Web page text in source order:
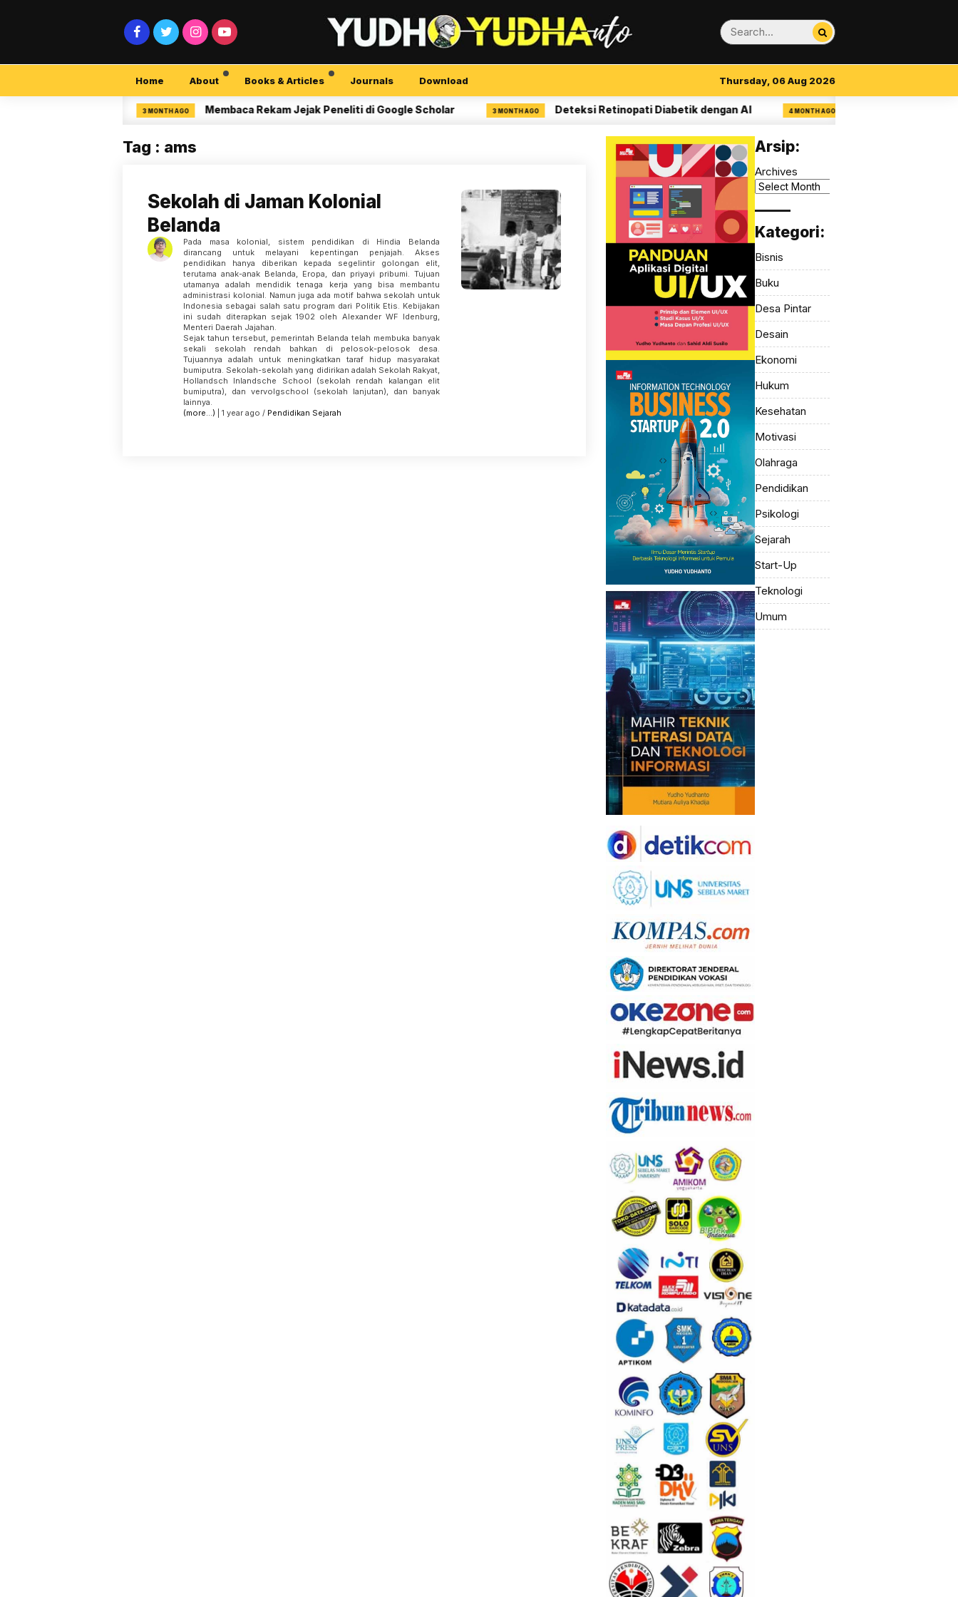
Home About Books & Articles Journals Download Thursday, 06 Aug 2026
3 MONTH AGO Membaca Rekam Jejak Peneliti di Google Scholar 3 MONTH AGO Deteksi Retinopati Diabetik dengan AI 4 MONTH AGO 14 Aturan Visual Clarity
Tag : ams
Sekolah di Jaman Kolonial
Belanda
Pada masa kolonial, sistem pendidikan di Hindia Belanda
dirancang untuk melayani kepentingan penjajah. Akses
pendidikan hanya diberikan kepada segelintir golongan elit,
terutama anak-anak Belanda, Eropa, dan priyayi pribumi. Tujuan
utamanya adalah mendidik tenaga kerja yang bisa membantu
administrasi kolonial. Namun juga ada motif bahwa sekolah untuk
Indonesia sebagai salah satu program dari Politik Etis. Kebijakan
ini sudah diterapkan sejak 1902 oleh Alexander WF Idenburg,
Menteri Daerah Jajahan.
Sejak tahun tersebut, pemerintah Belanda telah membuka banyak
sekali sekolah rendah bahkan di pelosok-pelosok desa.
Tujuannya adalah untuk meningkatkan taraf hidup masyarakat
bumiputra. Sekolah-sekolah yang didirikan adalah Sekolah Rakyat,
Hollandsch Inlandsche School (sekolah rendah kalangan elit
bumiputra), dan vervolgschool (sekolah lanjutan), dan banyak
lainnya.
(more…) | 1 year ago / Pendidikan Sejarah
Arsip:
Archives
Kategori:
Bisnis
Buku
Desa Pintar
Desain
Ekonomi
Hukum
Kesehatan
Motivasi
Olahraga
Pendidikan
Psikologi
Sejarah
Start-Up
Teknologi
Umum